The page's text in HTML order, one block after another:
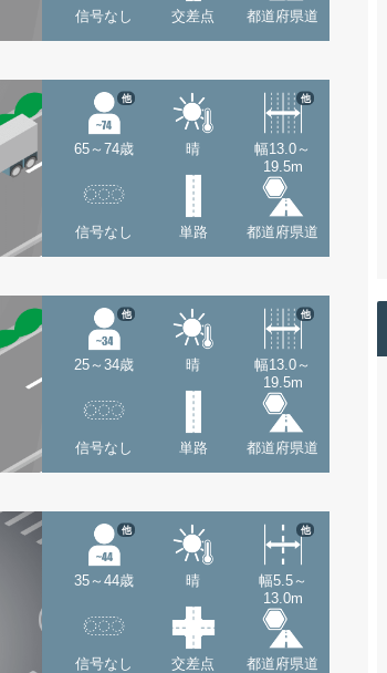
信号なし 交差点 都道府県道
65～74歳
他
晴
幅13.0～
19.5m
他
信号なし 単路 都道府県道
25～34歳
他
晴
幅13.0～
19.5m
他
信号なし 単路 都道府県道
35～44歳
他
晴
幅5.5～
13.0m
他
信号なし 交差点 都道府県道